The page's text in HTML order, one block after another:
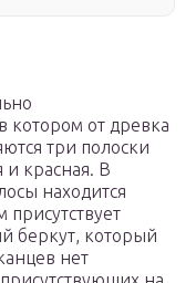
от древка
три полоски
красная. В
находится
беркут, который
нет